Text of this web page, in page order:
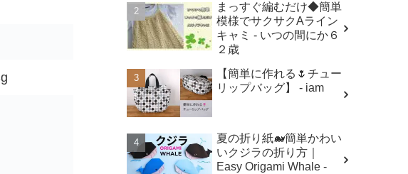
まっすぐ編むだけ◆簡単
模様でサクサクAライン
キャミ - いつの間にか６
２歳
【簡単に作れる🌷チュー
リップバッグ】 - iam
夏の折り紙🐋簡単かわい
いクジラの折り方｜
Easy Origami Whale -